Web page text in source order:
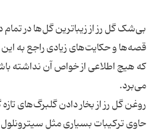
بی‌شک گل رز از زیباترین گل‌ها در تمام
قصه‌ها و حکایت‌های زیادی راجع به
که هیچ اطلاعی از خواص آن نداشته
روغن گل رز از بخار دادن گلبرگ‌های
حاوی ترکیبات بسیاری مثل